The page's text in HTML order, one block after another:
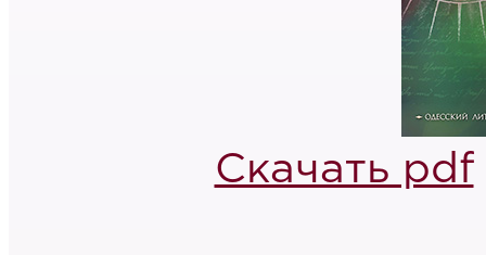
Скачать pdf